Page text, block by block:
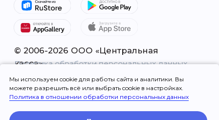
Мы используем cookie для работы сайта и аналитики. Вы
можете разрешить всё или выбрать cookie в настройках.
Политика в отношении обработки персональных данных